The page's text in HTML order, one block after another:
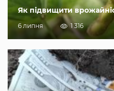
Як підвищити
6 липня 1 316